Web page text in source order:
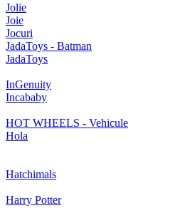
Jolie
Joie
Jocuri
JadaToys - Batman
JadaToys
InGenuity
Incababy
HOT WHEELS - Vehicule
Hola
Hatchimals
Harry Potter